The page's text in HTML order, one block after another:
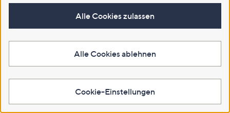
Alle Cookies zulassen
Alle Cookies ablehnen
Cookie-Einstellungen